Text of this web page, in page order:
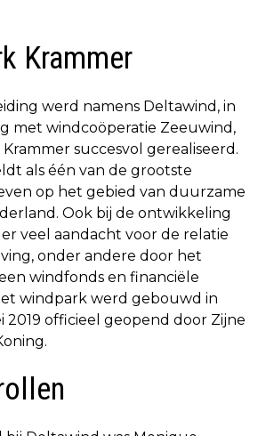
Krammer
werd namens Deltawind, in
met windcoöperatie Zeeuwind,
succesvol gerealiseerd.
als één van de grootste
op het gebied van duurzame
Ook bij de ontwikkeling
veel aandacht voor de relatie
onder andere door het
windfonds en financiële
windpark werd gebouwd in
2019 officieel geopend door Zijne